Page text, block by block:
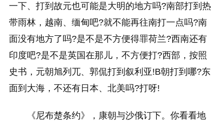
一下、打到故元也可能是大明的地方吗?南部打到热
带雨林，越南、缅甸吧?就不能再往南打一点吗?南
面没有地方了吗?是不是不方便得罪荷兰?西南还有
印度吧?是不是英国在那儿，不方便打?西部，按照
史书，元朝旭列兀、郭侃打到叙利亚!B朝打到哪?东
面到大海，不还有日本、北美吗?打呀!
《尼布楚条约》，康朝与沙俄订下。你看看地